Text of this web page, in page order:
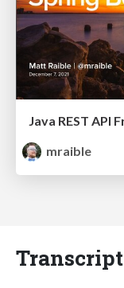
mraible
Transcript